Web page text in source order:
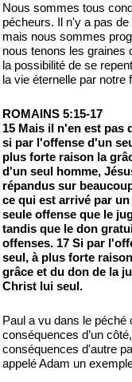
Nous sommes tous
pécheurs. Il n'y a pas
mais nous sommes
nous tenons les graines
la possibilité de se
la vie éternelle par notre
ROMAINS 5:15-17
15 Mais il n'en est pas
si par l'offense d'un
plus forte raison la
d'un seul homme,
répandus sur
ce qui est arrivé par
seule offense que le
tandis que le don
offenses. 17 Si par
seul, à plus forte
grâce et du don de la
Christ lui seul.
Paul a vu dans le péché
conséquences d’un
conséquences d'autre
appelé Adam un